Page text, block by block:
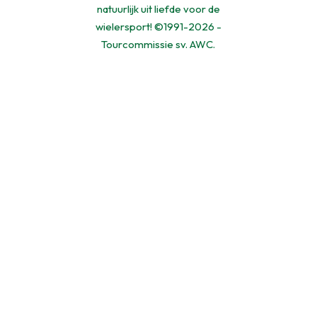
natuurlijk uit liefde voor de
wielersport! ©1991-2026 -
Tourcommissie sv. AWC.